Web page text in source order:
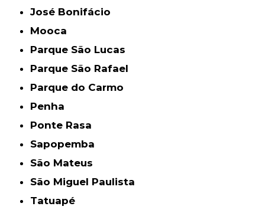
José Bonifácio
Mooca
Parque São Lucas
Parque São Rafael
Parque do Carmo
Penha
Ponte Rasa
Sapopemba
São Mateus
São Miguel Paulista
Tatuapé